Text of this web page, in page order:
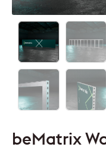
beMatrix